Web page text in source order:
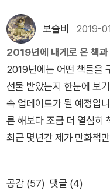
는 인간에 관하여 생각했
다. 시인은 음절 ‘양’ 또는
는 ‘ㅇ’에 관심이 있다. 대
이 벌어지게 하는 것은 ‘ㅇ
고 썼으니 독자도 맞춰서
‘ㅇ’도 받침 ‘ㅇ’이 아니라
마찬가지로. 근데 아닐지
0퍼센트지만 시인은 ‘ㅇ’
느냐 하는 일에 신경을
원을 이룬다면 윤회, 우주
한 일이다. 나름 꼼꼼하게
다. 혹시나 하는 마음으로
구매할 수 있도록 안내를
할 수 있다니 신기했다.
쳤다. 냉장고나 TV의 경우
없다고 하는 경우가 종종
있으니 말이다. 보통의 택
이었다. 마스크를 채우듯
주에는 노벨문학상이 발
차 줄어든다. 이유는 글쎄.
꾸만 신경을 끄는 그것을
다. ​달려오는 여름과 즐겁
터. 여름과 잘 어울리는 제
지만 『레몬』은 권여선의
하다. 하재연의 시집은 처
의 세계가 얼마나 근사한지
안녕, 걱정이나 탈이 없
엊그제 스승의 날에는
없는 선물에도 행복해하
또 하나의 선생님인 나의
보슬비 2019-
2019년에 내게로 온 책과
2019년에는 어떤 책들을
선물 받았는지 한눈에 보
속 업데이트가 될 예정입
른 해보다 조금 더 열심히
최근 몇년간 제가 만화책
마음이 점점 가벼워지는
하는것도 좀 편하고요. ㅎ
공감 (57) 댓글 (4)